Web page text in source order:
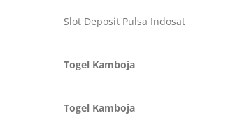
Slot Deposit Pulsa Indosat
Togel Kamboja
Togel Kamboja